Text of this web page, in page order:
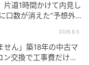
決まりました。
片道1時間かけて内見し
口数が消えた“予想外
2026.8.5
せん」築18年の中古マ
交換で工事費だけ約8